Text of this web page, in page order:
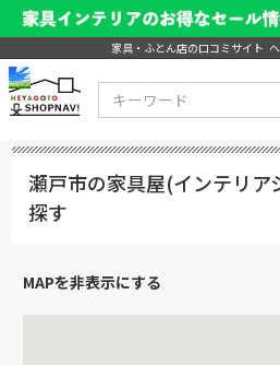
家具・ふとん店の口コミサイト
瀬戸市の家具屋(インテリ
探す